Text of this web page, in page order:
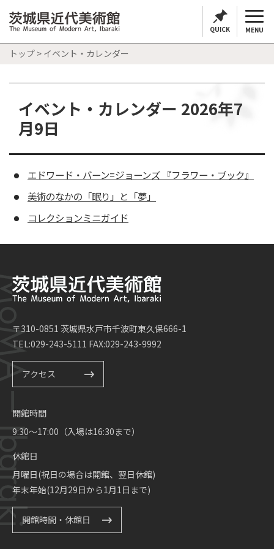
QUICK MENU
トップ > イベント・カレンダー
イベント・カレンダー 2026年7
月9日
エドワード・バーン=ジョーンズ 『フラワー・ブック』
美術のなかの「眠り」と「夢」
コレクションミニガイド
〒310-0851 茨城県水戸市千波町東久保666-1
TEL:029-243-5111 FAX:029-243-9992
アクセス
開館時間
9:30～17:00（入場は16:30まで）
休館日
月曜日(祝日の場合は開館、翌日休館)
年末年始(12月29日から1月1日まで)
開館時間・休館日